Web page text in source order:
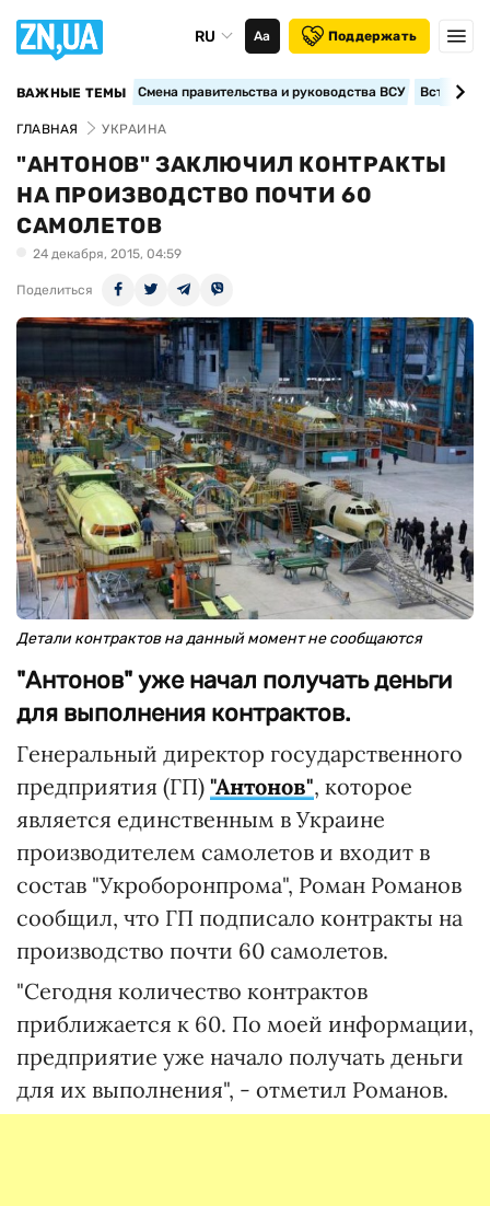
RU Аа Поддержать
ВАЖНЫЕ ТЕМЫ Смена правительства и руководства ВСУ
ГЛАВНАЯ УКРАИНА
"АНТОНОВ" ЗАКЛЮЧИЛ КОНТРАКТЫ
НА ПРОИЗВОДСТВО ПОЧТИ 60
САМОЛЕТОВ
24 декабря, 2015, 04:59
Поделиться
Детали контрактов на данный момент не сообщаются
"Антонов" уже начал получать деньги
для выполнения контрактов.
Генеральный директор государственного
предприятия (ГП) "Антонов", которое
является единственным в Украине
производителем самолетов и входит в
состав "Укроборонпрома", Роман Романов
сообщил, что ГП подписало контракты на
производство почти 60 самолетов.
"Сегодня количество контрактов
приближается к 60. По моей информации,
предприятие уже начало получать деньги
для их выполнения", - отметил Романов.